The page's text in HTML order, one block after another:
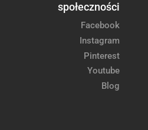
społeczności
Facebook
Instagram
Pinterest
Youtube
Blog